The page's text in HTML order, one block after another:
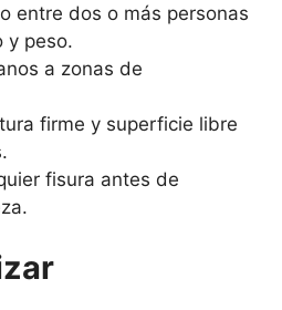
entre dos o más personas
y peso.
a zonas de
firme y superficie libre
fisura antes de